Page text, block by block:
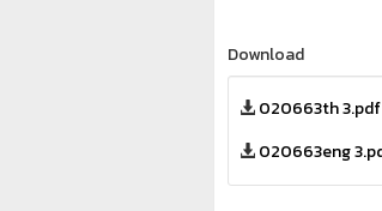
Download
020663th 3.pdf
020663eng